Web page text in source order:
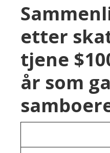
etter
tjene
år som